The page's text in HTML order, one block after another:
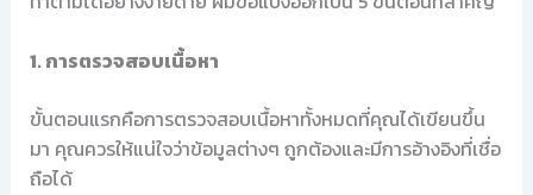
1. การตรวจสอบเนื้อหา
ขั้นตอนแรกคือการตรวจสอบเนื้อหาทั้งหมดที่คุณได้เขียนขึ้น
มา คุณควรให้แน่ใจว่าข้อมูลต่างๆ ถูกต้องและมีการอ้างอิงที่เชื่อ
ถือได้